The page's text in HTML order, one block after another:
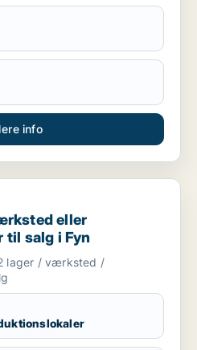
info
eller produktionslokaler til salg i
eller
salg i Fyn
lager / værksted /